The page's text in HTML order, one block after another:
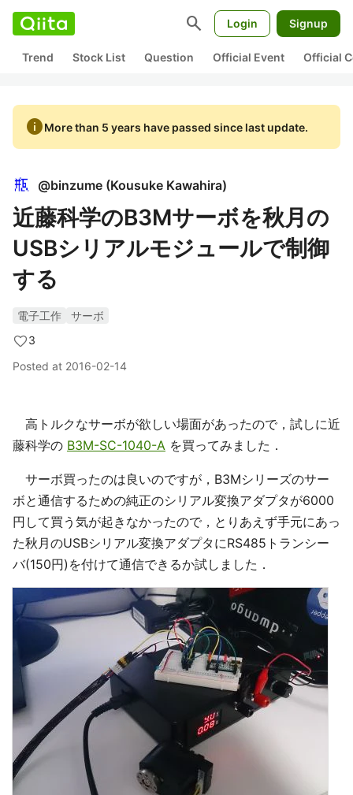
search Login Signup
Trend Stock List Question Official Event Official
infoMore than 5 years have passed since last update.
@binzume (Kousuke Kawahira)
近藤科学のB3Mサーボを秋月の
USBシリアルモジュールで制御
する
電子工作
サーボ
3
Posted at 2016-02-14
高トルクなサーボが欲しい場面があったので，試しに近
藤科学の B3M-SC-1040-A を買ってみました．
サーボ買ったのは良いのですが，B3Mシリーズのサー
ボと通信するための純正のシリアル変換アダプタが6000
円して買う気が起きなかったので，とりあえず手元にあっ
た秋月のUSBシリアル変換アダプタにRS485トランシー
バ(150円)を付けて通信できるか試しました．